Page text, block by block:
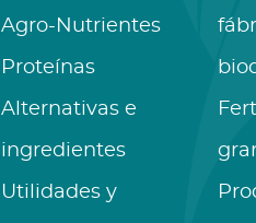
Agro-Nutrientes
Proteínas
Alternativas e
ingredientes
Utilidades y